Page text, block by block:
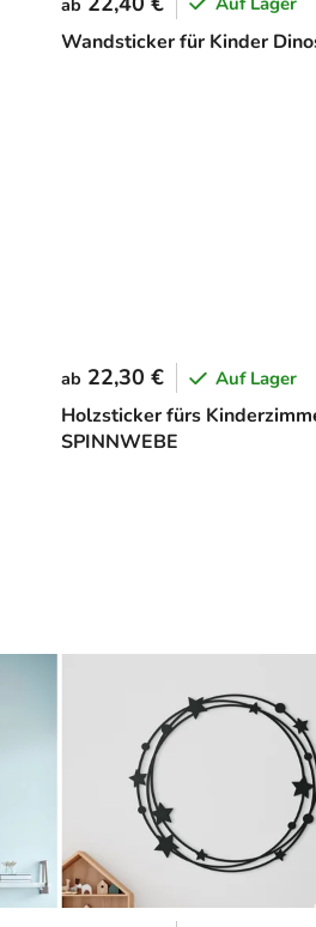
Wandsticker für Kinder
Holzsticker fürs
SPINNWEBE
ab 22,30 € Auf Lager